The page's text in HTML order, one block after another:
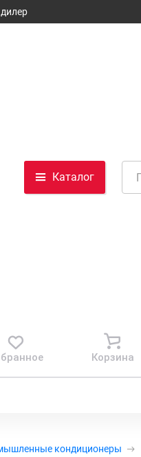
Каталог
Корзина
кондиционеры